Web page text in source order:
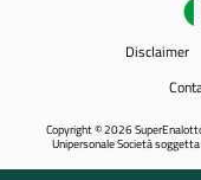
Disclaimer
Copyright © 2026
Unipersonale Società